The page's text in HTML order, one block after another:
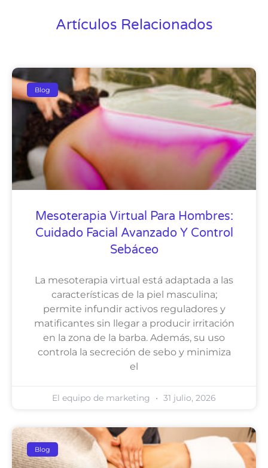
Artículos Relacionados
Blog
Mesoterapia Virtual Para Hombres:
Cuidado Facial Avanzado Y Control
Sebáceo
La mesoterapia virtual está adaptada a las
características de la piel masculina;
permite infundir activos reguladores y
matificantes sin llegar a producir irritación
en la zona de la barba. Además, su uso
controla la secreción de sebo y minimiza
el
El equipo de marketing 31 julio, 2026
Blog